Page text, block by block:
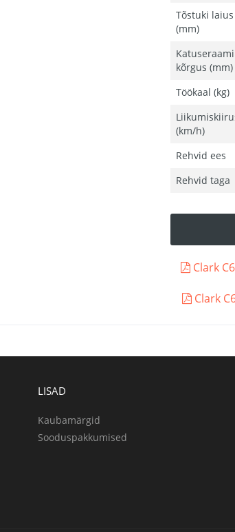
Tõstuki laius
(mm)
Katuseraami
kõrgus (mm)
Töökaal (kg)
(km/h)
Rehvid ees
Rehvid taga
Clark
Clark
LISAD
Kaubamärgid
Sooduspakkumised